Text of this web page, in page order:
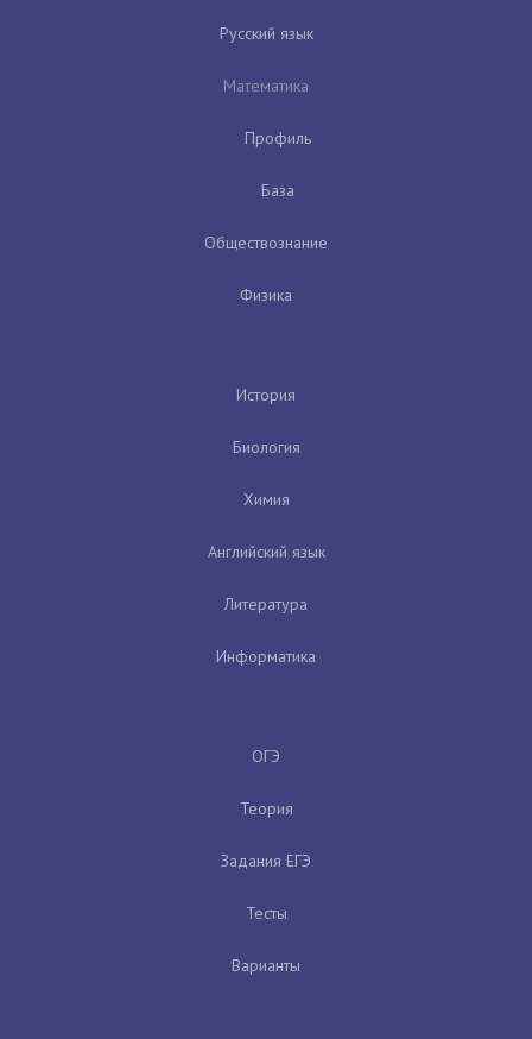
Русский язык
Математика
Профиль
База
Обществознание
Физика
История
Биология
Химия
Английский язык
Литература
Информатика
ОГЭ
Теория
Задания ЕГЭ
Тесты
Варианты